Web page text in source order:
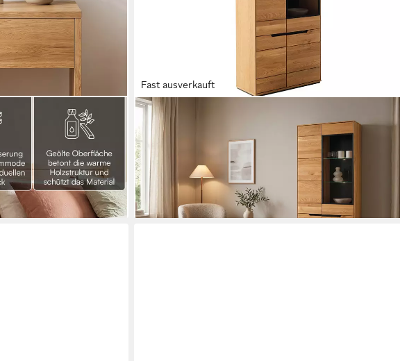
(2er Set, natur
40x40x40 cm
Fast ausverkauft
MASSIVART®
Glasvitrine Vitrine 93 x 196 cm Wildeiche geölt »ARAYA«
Massivholz · 1 Glastür · 3 Drehtüren · 6 Einlegeböden
639,99 €
lieferbar - in 5-6 Werktagen bei dir